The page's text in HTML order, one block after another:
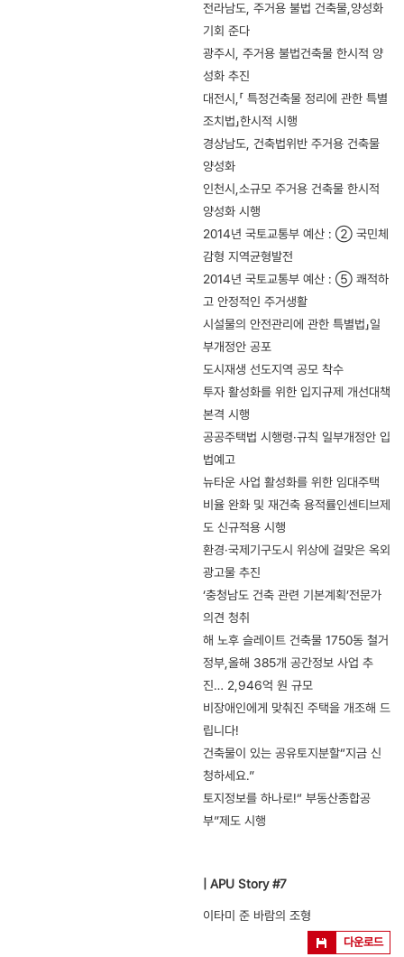
전라남도, 주거용 불법 건축물,양성화
기회 준다
광주시, 주거용 불법건축물 한시적 양
성화 추진
대전시,「 특정건축물 정리에 관한 특별
조치법」한시적 시행
경상남도, 건축법위반 주거용 건축물
양성화
인천시,소규모 주거용 건축물 한시적
양성화 시행
2014년 국토교통부 예산 : ② 국민체
감형 지역균형발전
2014년 국토교통부 예산 : ⑤ 쾌적하
고 안정적인 주거생활
시설물의 안전관리에 관한 특별법」일
부개정안 공포
도시재생 선도지역 공모 착수
투자 활성화를 위한 입지규제 개선대책
본격 시행
공공주택법 시행령·규칙 일부개정안 입
법예고
뉴타운 사업 활성화를 위한 임대주택
비율 완화 및 재건축 용적률인센티브제
도 신규적용 시행
환경·국제기구도시 위상에 걸맞은 옥외
광고물 추진
‘충청남도 건축 관련 기본계획’전문가
의견 청취
해 노후 슬레이트 건축물 1750동 철거
정부,올해 385개 공간정보 사업 추
진… 2,946억 원 규모
비장애인에게 맞춰진 주택을 개조해 드
립니다!
건축물이 있는 공유토지분할“지금 신
청하세요.”
토지정보를 하나로!“ 부동산종합공
부”제도 시행
| APU Story #7
이타미 준 바람의 조형
다운로드